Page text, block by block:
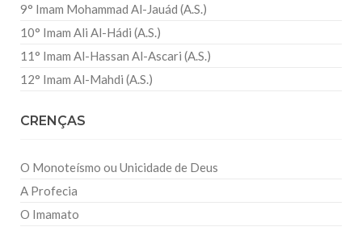
9° Imam Mohammad Al-Jauád (A.S.)
10° Imam Ali Al-Hádi (A.S.)
11° Imam Al-Hassan Al-Ascari (A.S.)
12° Imam Al-Mahdi (A.S.)
CRENÇAS
O Monoteísmo ou Unicidade de Deus
A Profecia
O Imamato